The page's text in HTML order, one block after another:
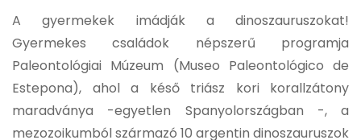
A gyermekek imádják a dinoszauruszokat!
Gyermekes családok népszerű programja
Paleontológiai Múzeum (Museo Paleontológico de
Estepona), ahol a késő triász kori korallzátony
maradványa -egyetlen Spanyolországban -, a
mezozoikumból származó 10 argentin dinoszauruszok